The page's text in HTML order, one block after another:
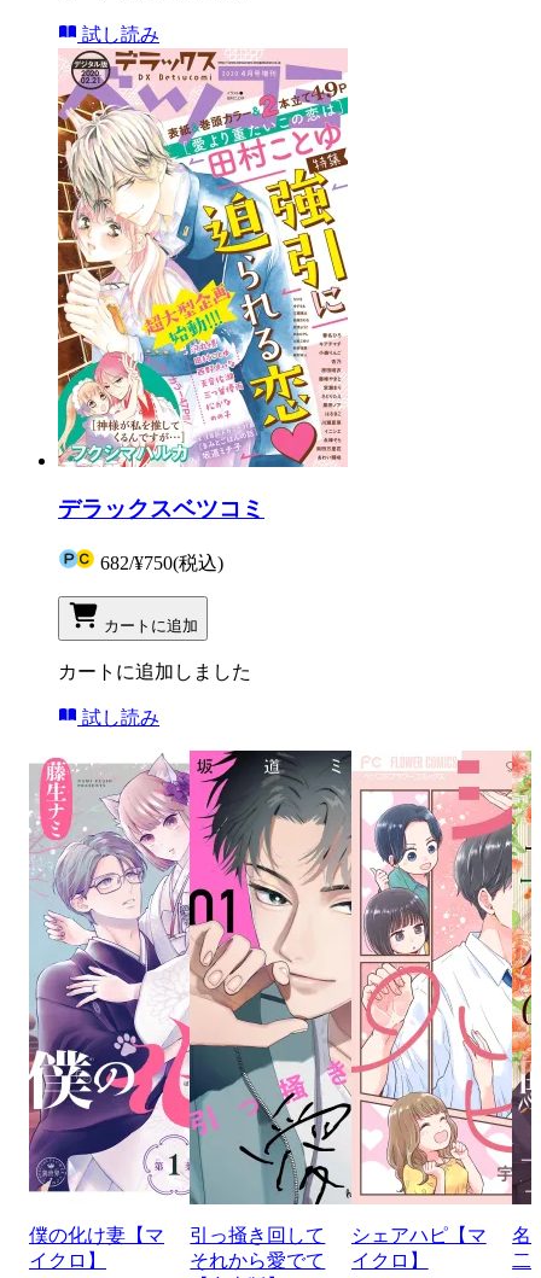
試し読み
デラックスベツコミ
682/¥750(税込)
カートに追加
カートに追加しました
試し読み
僕の化け妻【マ
イクロ】
引っ掻き回して
それから愛でて
シェアハピ【マ
イクロ】
名
二